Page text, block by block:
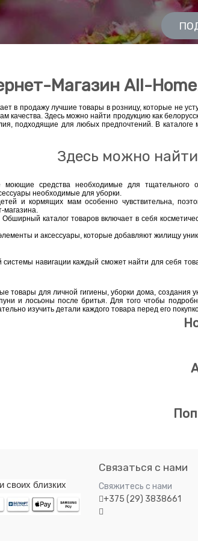
Магазин All-
в продажу лучшие товары в розницу, которые не
качества. Здесь можно найти продукцию как
подходящие для любых предпочтений. В
Здесь можно
средства необходимые для тщательного
необходимые для уборки.
и кормящих мам особенно чувствительна,
магазина.
Обширный каталог товаров включает в себя
и аксессуары, которые добавляют жилищу
навигации каждый сможет найти для себя
товары для личной гигиены, уборки дома,
и лосьоны после бритья. Для того чтобы
изучить детали каждого товара перед его
своих близких
Связаться с нами
Свяжитесь с нами
+375 (29) 3838661